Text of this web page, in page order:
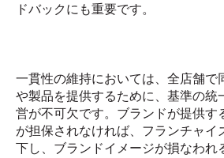
ドバックにも重要です。
一貫性の維持においては、全店舗で
や製品を提供するために、基準の統
営が不可欠です。ブランドが提供す
が担保されなければ、フランチャイ
下し、ブランドイメージが損なわれ